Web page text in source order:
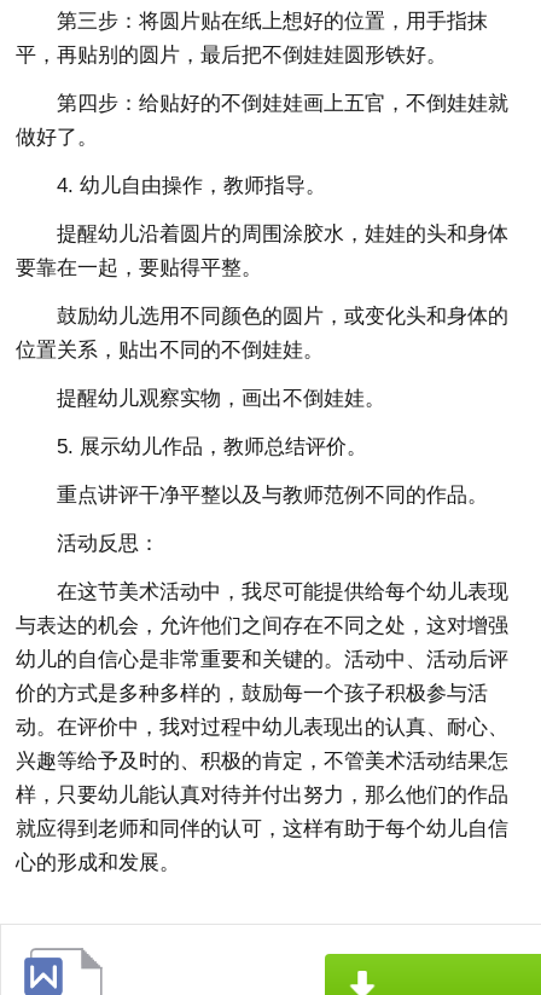
第三步：将圆片贴在纸上想好的位置，用手指抹
平，再贴别的圆片，最后把不倒娃娃圆形铁好。
第四步：给贴好的不倒娃娃画上五官，不倒娃娃就
做好了。
4. 幼儿自由操作，教师指导。
提醒幼儿沿着圆片的周围涂胶水，娃娃的头和身体
要靠在一起，要贴得平整。
鼓励幼儿选用不同颜色的圆片，或变化头和身体的
位置关系，贴出不同的不倒娃娃。
提醒幼儿观察实物，画出不倒娃娃。
5. 展示幼儿作品，教师总结评价。
重点讲评干净平整以及与教师范例不同的作品。
活动反思：
在这节美术活动中，我尽可能提供给每个幼儿表现
与表达的机会，允许他们之间存在不同之处，这对增强
幼儿的自信心是非常重要和关键的。活动中、活动后评
价的方式是多种多样的，鼓励每一个孩子积极参与活
动。在评价中，我对过程中幼儿表现出的认真、耐心、
兴趣等给予及时的、积极的肯定，不管美术活动结果怎
样，只要幼儿能认真对待并付出努力，那么他们的作品
就应得到老师和同伴的认可，这样有助于每个幼儿自信
心的形成和发展。